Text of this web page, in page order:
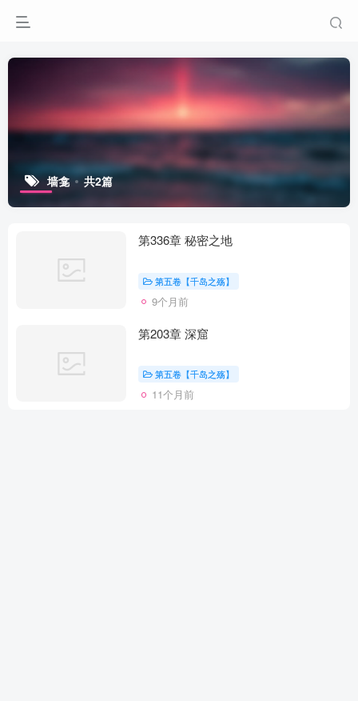
墙龛 共2篇
第336章 秘密之地
第五卷【千岛之殇】
9个月前
第203章 深窟
第五卷【千岛之殇】
11个月前